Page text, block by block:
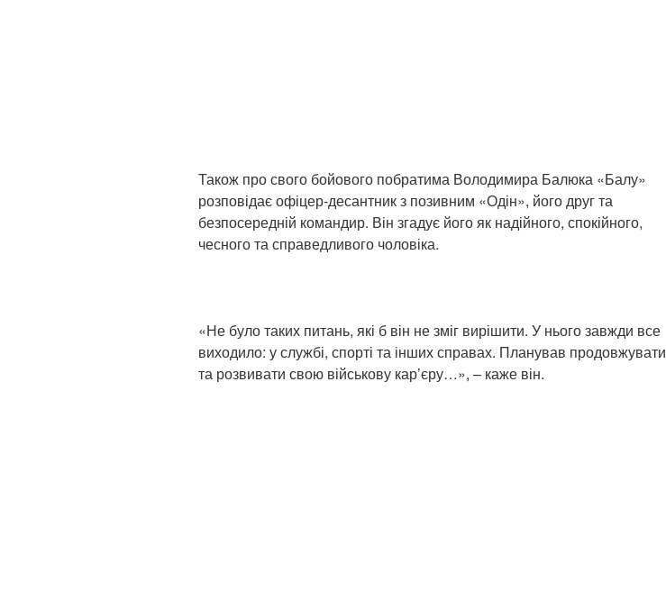
Також про свого бойового побратима Володимира Балюка «Балу»
розповідає офіцер-десантник з позивним «Одін», його друг та
безпосередній командир. Він згадує його як надійного, спокійного,
чесного та справедливого чоловіка.
«Не було таких питань, які б він не зміг вирішити. У нього завжди все
виходило: у службі, спорті та інших справах. Планував продовжувати
та розвивати свою військову кар’єру…», – каже він.